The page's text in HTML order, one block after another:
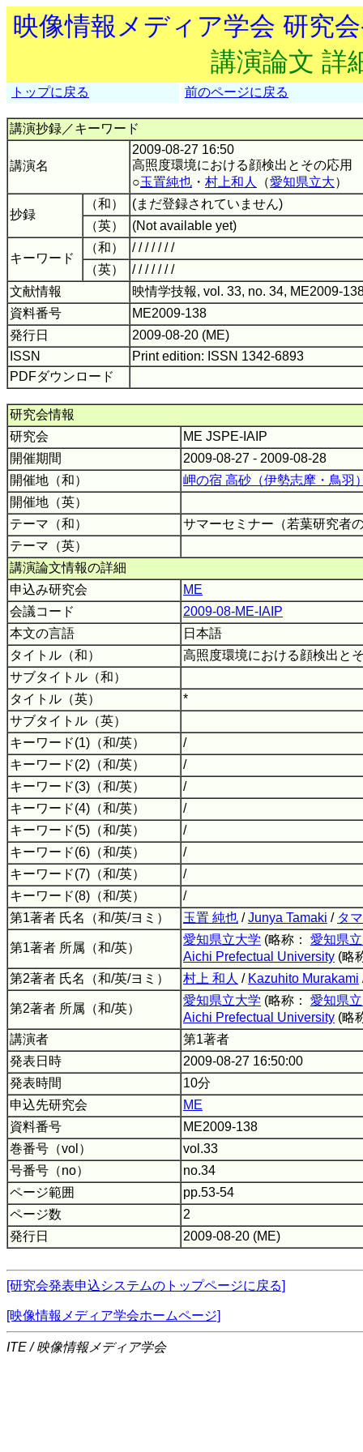
映像情報メディア学会 研究
講演論文 詳
トップに戻る 前のページに戻る
講演抄録／キーワード
講演名
2009-08-27 16:50
高照度環境における顔検出とその応用
○玉置純也 ・ 村上和人 （愛知県立大）
抄録
（和）
(まだ登録されていません)
（英）
(Not available yet)
キーワード
（和）
/ / / / / / /
（英）
/ / / / / / /
文献情報
映情学技報, vol. 33, no. 34, ME2009-
資料番号
ME2009-138
発行日
2009-08-20 (ME)
ISSN
Print edition: ISSN 1342-6893
PDFダウンロード
研究会情報
研究会
ME JSPE-IAIP
開催期間
2009-08-27 - 2009-08-28
開催地（和）
岬の宿 高砂（伊勢志摩・鳥羽
開催地（英）
テーマ（和）
サマーセミナー（若葉研究者
テーマ（英）
講演論文情報の詳細
申込み研究会
ME
会議コード
2009-08-ME-IAIP
本文の言語
日本語
タイトル（和）
高照度環境における顔検出と
サブタイトル（和）
タイトル（英）
*
サブタイトル（英）
キーワード(1)（和/英）
/
キーワード(2)（和/英）
/
キーワード(3)（和/英）
/
キーワード(4)（和/英）
/
キーワード(5)（和/英）
/
キーワード(6)（和/英）
/
キーワード(7)（和/英）
/
キーワード(8)（和/英）
/
第1著者 氏名（和/英/ヨミ）
玉置 純也 /Junya Tamaki / タ
第1著者 所属（和/英）
愛知県立大学 (略称： 愛知県
Aichi Prefectual University (略
第2著者 氏名（和/英/ヨミ）
村上 和人 / Kazuhito Murakami
第2著者 所属（和/英）
愛知県立大学 (略称： 愛知県
Aichi Prefectual University (略
講演者
第1著者
発表日時
2009-08-27 16:50:00
発表時間
10分
申込先研究会
ME
資料番号
ME2009-138
巻番号（vol）
vol.33
号番号（no）
no.34
ページ範囲
pp.53-54
ページ数
2
発行日
2009-08-20 (ME)
[研究会発表申込システムのトップページに戻る]
[映像情報メディア学会ホームページ]
ITE / 映像情報メディア学会